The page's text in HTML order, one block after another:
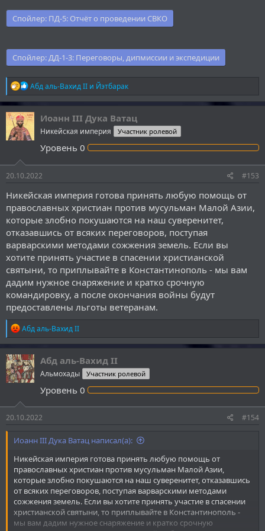
Спойлер: ПД-5: Отчёт о проведении СВКО
Спойлер:ДД-1-3: Переговоры, дипмиссии и экспедиции
Р
е
а
к
ц
и
и
Абд аль-Вахид II и Йэтбарак
Иоанн III Дука Ватац
Никейская империя Участник ролевой
Уровень 0
20.10.2022 #153
Никейская империя готова принять любую помощь от
православных христиан против мусульман Малой Азии,
которые злобно покушаются на наш суверенитет,
отказавшись от всяких переговоров, поступая
варварскими методами сожжения земель. Если вы
хотите принять участие в спасении христианской
святыни, то приплывайте в Константинополь - мы вам
дадим нужное снаряжение и кратко срочную
командировку, а после окончания войны будут
предоставлены льготы ветеранам.
Р
е
а
к
ц
и
и
Абд аль-Вахид II
Абд аль-Вахид II
Альмохады Участник ролевой
Уровень 0
20.10.2022 #154
Иоанн III Дука Ватац написал(а):
Никейская империя готова принять любую помощь от
православных христиан против мусульман Малой Азии,
которые злобно покушаются на наш суверенитет, отказавшись
от всяких переговоров, поступая варварскими методами
сожжения земель. Если вы хотите принять участие в спасении
христианской святыни, то приплывайте в Константинополь -
мы вам дадим нужное снаряжение и кратко срочную